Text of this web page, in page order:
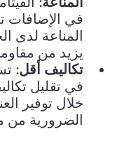
في الإضافات
المناعة لدى
يزيد من
تكاليف أقل:
في تقليل
خلال توفير
الضرورية من